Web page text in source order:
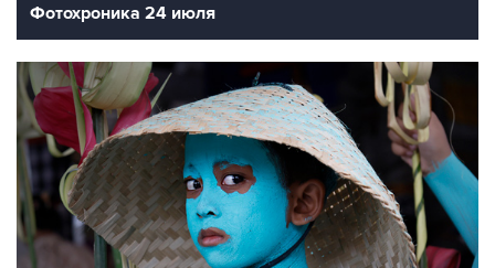
Фотохроника 24 июля